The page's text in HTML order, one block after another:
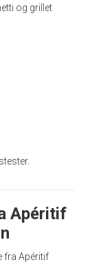
og grillet
Apéritif
fra Apéritif